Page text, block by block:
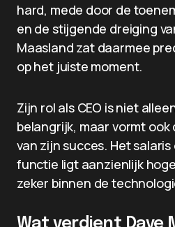
hard, mede door de
en de stijgende dreiging
Maasland zat daarmee
op het juiste moment.
Zijn rol als CEO is niet
belangrijk, maar vormt ook
van zijn succes. Het salaris
functie ligt aanzienlijk
zeker binnen de